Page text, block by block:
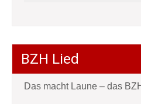
BZH Lied
Das macht Laune – das